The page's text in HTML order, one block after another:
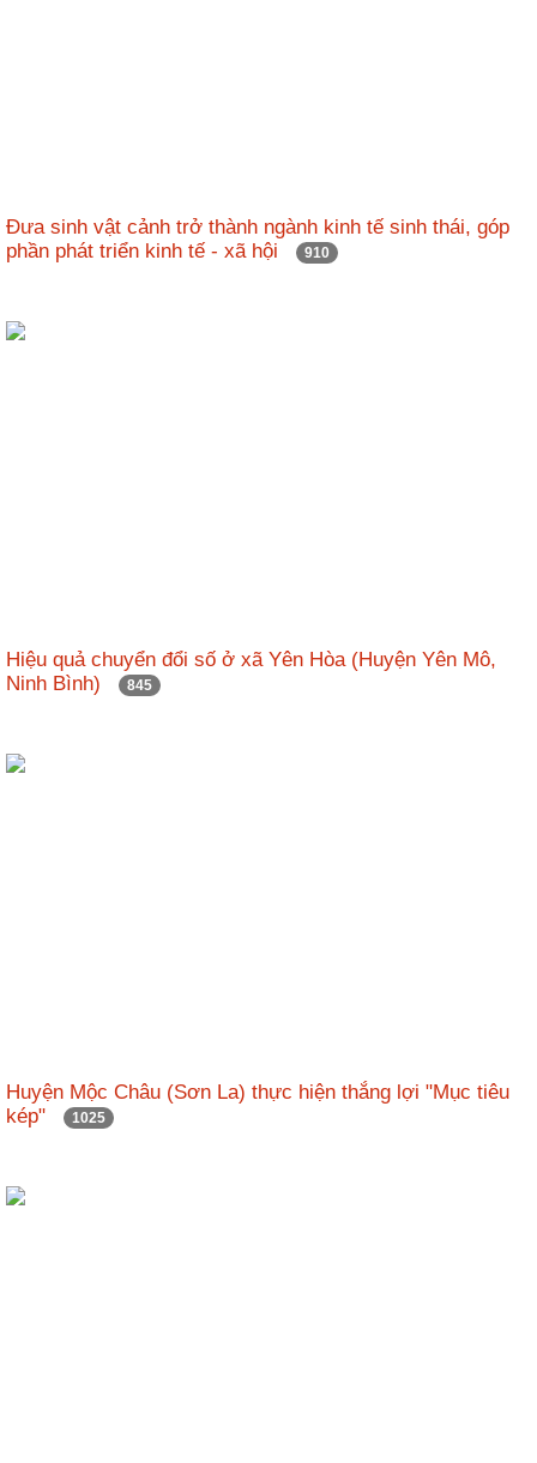
Đưa sinh vật cảnh trở thành ngành kinh tế sinh thái, góp
phần phát triển kinh tế - xã hội
910
Hiệu quả chuyển đổi số ở xã Yên Hòa (Huyện Yên Mô,
Ninh Bình)
845
Huyện Mộc Châu (Sơn La) thực hiện thắng lợi "Mục tiêu
kép"
1025